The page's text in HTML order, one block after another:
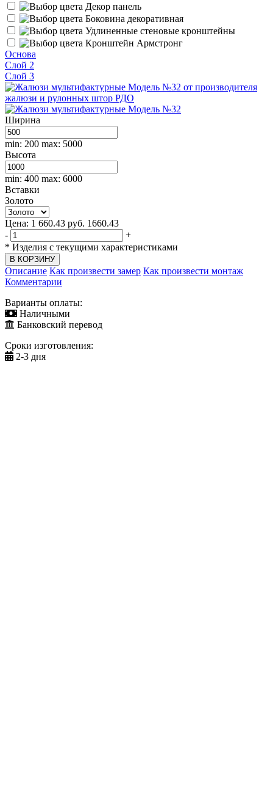
Декор панель
Боковина декоративная
Удлиненные стеновые кронштейны
Кронштейн Армстронг
Основа
Слой 2
Слой 3
Ширина
min: 200 max: 5000
Высота
min: 400 max: 6000
Вставки
Золото
Цена: 1 660.43 руб. 1660.43
-
+
* Изделия с текущими характеристиками
Описание Как произвести замер Как произвести монтаж
Комментарии
Варианты оплаты:
Наличными
Банковский перевод
Сроки изготовления:
2-3 дня